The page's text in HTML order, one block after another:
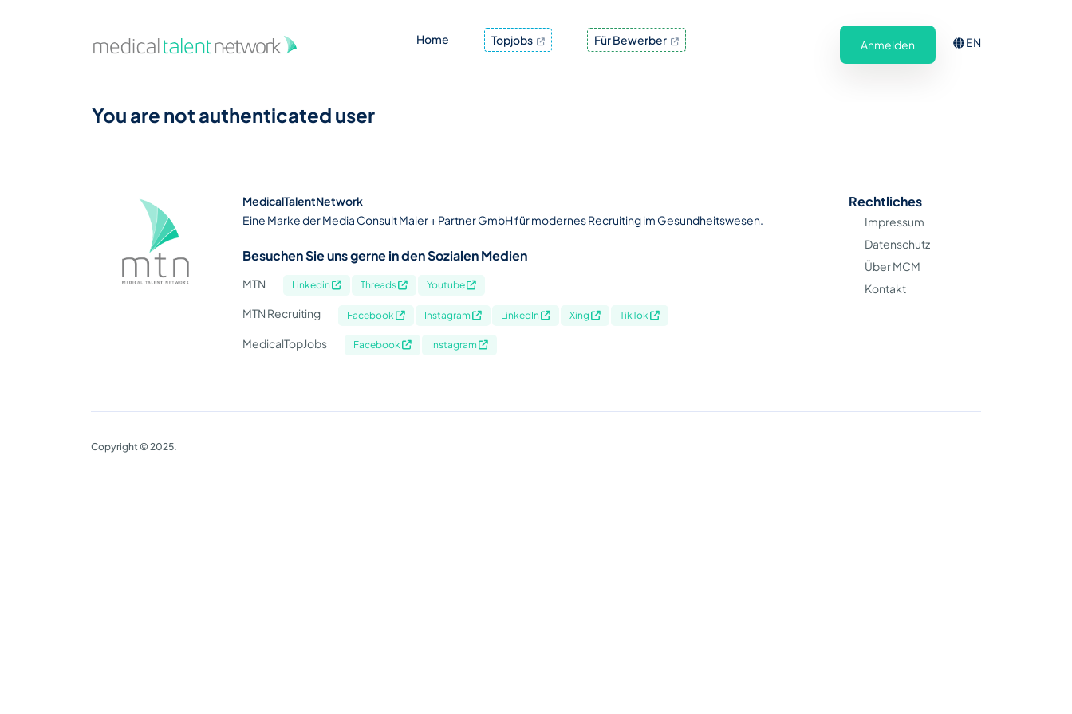
Home
Topjobs Für Bewerber Anmelden EN
You are not authenticated user
MedicalTalentNetwork
Eine Marke der Media Consult Maier + Partner GmbH für modernes Recruiting im Gesundheitswesen.
Besuchen Sie uns gerne in den Sozialen Medien
MTN Linkedin Threads Youtube
MTN Recruiting Facebook Instagram LinkedIn Xing TikTok
MedicalTopJobs Facebook Instagram
Rechtliches
Impressum
Datenschutz
Über MCM
Kontakt
Copyright © 2025.